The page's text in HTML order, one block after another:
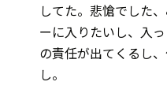
してた。悲愴でした
ーに入りたいし、入
の責任が出てくるし
し。